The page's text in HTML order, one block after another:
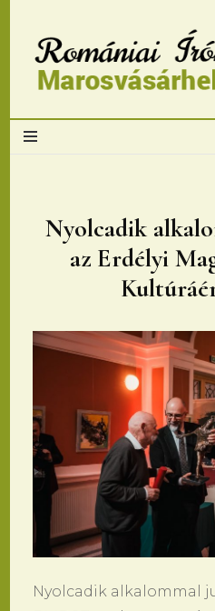
fiok
Nyolcadik
az Erdélyi
Nyolcadik alkalommal